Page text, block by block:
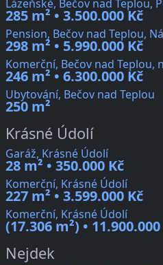
Lázeňské, Bečov nad Teplou,
285 m² • 3.500.000 Kč
Pension, Bečov nad Teplou,
298 m² • 5.990.000 Kč
Komerční, Bečov nad Teplou,
246 m² • 6.300.000 Kč
Ubytování, Bečov nad Teplou
250 m²
Krásné Údolí
Garáž, Krásné Údolí
28 m² • 350.000 Kč
Komerční, Krásné Údolí
227 m² • 3.599.000 Kč
Komerční, Krásné Údolí
(17.306 m²) •
Nejdek